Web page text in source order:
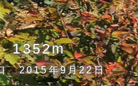
1352m
2015年9月22日